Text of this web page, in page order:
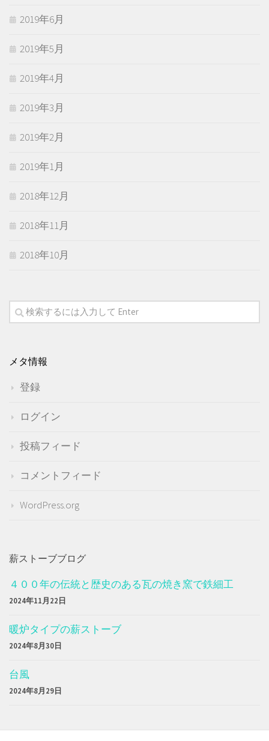
2019年6月
2019年5月
2019年4月
2019年3月
2019年2月
2019年1月
2018年12月
2018年11月
2018年10月
メタ情報
登録
ログイン
投稿フィード
コメントフィード
WordPress.org
薪ストーブブログ
４００年の伝統と歴史のある瓦の焼き窯で鉄細工
2024年11月22日
暖炉タイプの薪ストーブ
2024年8月30日
台風
2024年8月29日